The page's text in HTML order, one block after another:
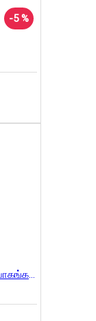
-5 %
பிரபஞ்சன் கதைகள் (3 பாகங்கள்)